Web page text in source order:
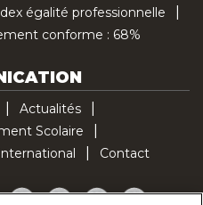
égalité professionnelle
conforme : 68%
Actualités
Scolaire
Contact
YouTubePinterestInstagramLinkedInTikTok